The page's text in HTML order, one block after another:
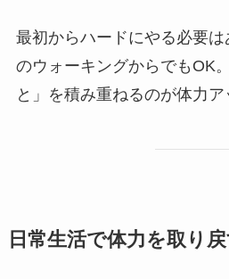
最初からハードにやる必要
のウォーキングからでもOK
と」を積み重ねるのが体力ア
日常生活で体力を取り